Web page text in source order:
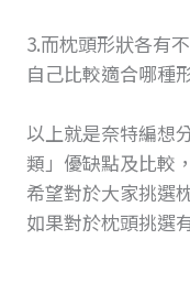
3.而枕頭形狀各有
自己比較適合哪種
以上就是奈特編想
類」優缺點及比較，
希望對於大家挑選
如果對於枕頭挑選